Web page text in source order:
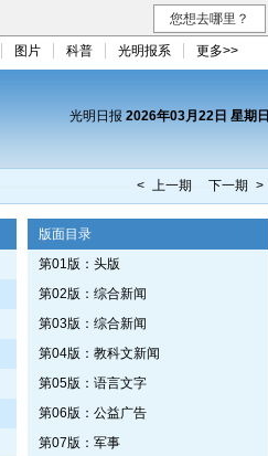
您想去哪里？
图片 科普 光明报系 更多>>
光明日报 2026年03月22日 星期日
< 上一期 下一期 >
版面目录
第01版：头版
第02版：综合新闻
第03版：综合新闻
第04版：教科文新闻
第05版：语言文字
第06版：公益广告
第07版：军事